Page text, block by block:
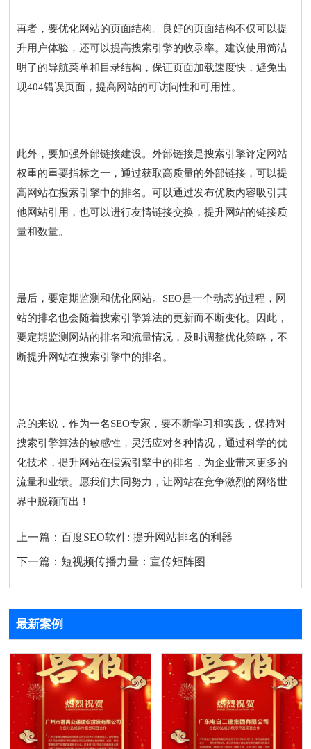
再者，要优化网站的页面结构。良好的页面结构不仅可以提
升用户体验，还可以提高搜索引擎的收录率。建议使用简洁
明了的导航菜单和目录结构，保证页面加载速度快，避免出
现404错误页面，提高网站的可访问性和可用性。
此外，要加强外部链接建设。外部链接是搜索引擎评定网站
权重的重要指标之一，通过获取高质量的外部链接，可以提
高网站在搜索引擎中的排名。可以通过发布优质内容吸引其
他网站引用，也可以进行友情链接交换，提升网站的链接质
量和数量。
最后，要定期监测和优化网站。SEO是一个动态的过程，网
站的排名也会随着搜索引擎算法的更新而不断变化。因此，
要定期监测网站的排名和流量情况，及时调整优化策略，不
断提升网站在搜索引擎中的排名。
总的来说，作为一名SEO专家，要不断学习和实践，保持对
搜索引擎算法的敏感性，灵活应对各种情况，通过科学的优
化技术，提升网站在搜索引擎中的排名，为企业带来更多的
流量和业绩。愿我们共同努力，让网站在竞争激烈的网络世
界中脱颖而出！
上一篇：百度SEO软件: 提升网站排名的利器
下一篇：短视频传播力量：宣传矩阵图
最新案例